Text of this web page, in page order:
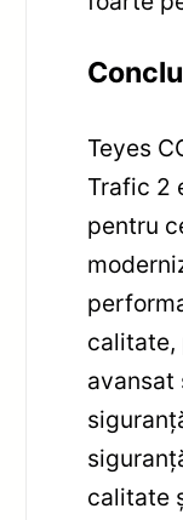
Teyes
Trafic 2
pentru
calitate,
calitate